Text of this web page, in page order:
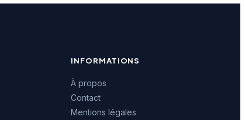
INFORMATIONS
À propos
Contact
Mentions légales